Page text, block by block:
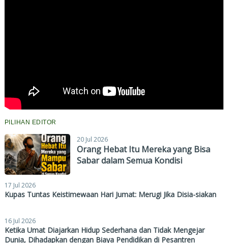
PILIHAN EDITOR
20 Jul 2026
Orang Hebat Itu Mereka yang Bisa
Sabar dalam Semua Kondisi
17 Jul 2026
Kupas Tuntas Keistimewaan Hari Jumat: Merugi Jika Disia-siakan
16 Jul 2026
Ketika Umat Diajarkan Hidup Sederhana dan Tidak Mengejar
Dunia, Dihadapkan dengan Biaya Pendidikan di Pesantren